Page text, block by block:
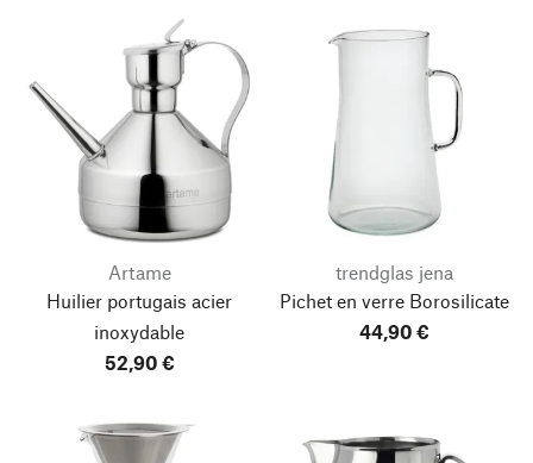
Artame
Huilier portugais acier
inoxydable
52,90 €
trendglas jena
Pichet en verre Borosilicate
44,90 €